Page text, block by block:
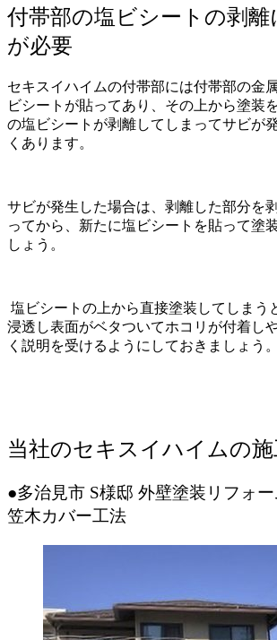
付帯部の塩ビシートの剥離
が必要
セキスイハイムの付帯部には付帯部の金
ビシートが貼ってあり、その上から塗装
の塩ビシートが剥離してしまってサビが
くあります。
サビが発生した場合は、剥離した部分を
ってから、新たに塩ビシートを貼って塗
しょう。
塩ビシートの上から直接塗装してしまう
浸透し表面がベタついてホコリが付着し
く説明を受けるようにしておきましょう。
当社のセキスイハイムの施
●多治見市 S様邸 外壁塗装リフォ
笠木カバー工法